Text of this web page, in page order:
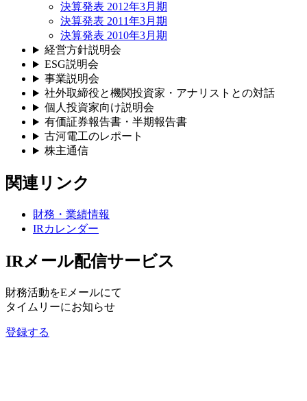
決算発表 2012年3月期
決算発表 2011年3月期
決算発表 2010年3月期
経営方針説明会
ESG説明会
事業説明会
社外取締役と機関投資家・アナリストとの対話
個人投資家向け説明会
有価証券報告書・半期報告書
古河電工のレポート
株主通信
関連リンク
財務・業績情報
IRカレンダー
IRメール配信サービス
財務活動をEメールにて
タイムリーにお知らせ
登録する